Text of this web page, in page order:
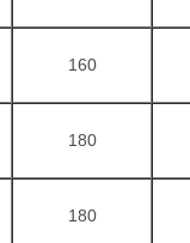
160
180
180